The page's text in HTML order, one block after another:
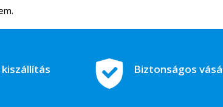
Biztonságos